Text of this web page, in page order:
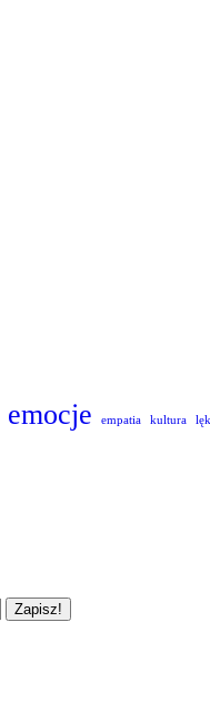
emocje empatia kultura lęk